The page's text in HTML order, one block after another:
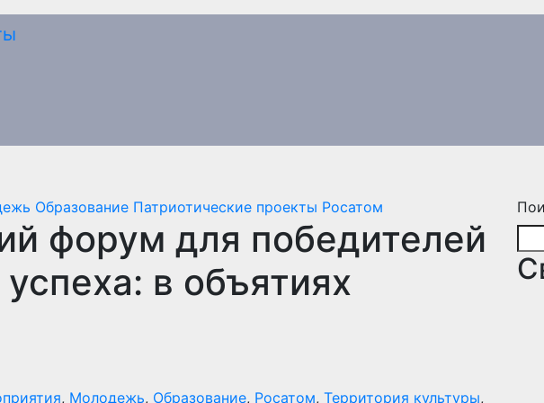
Образование Патриотические проекты Росатом
форум для победителей
в объятиях
, Молодежь, Образование, Росатом, Территория культуры,